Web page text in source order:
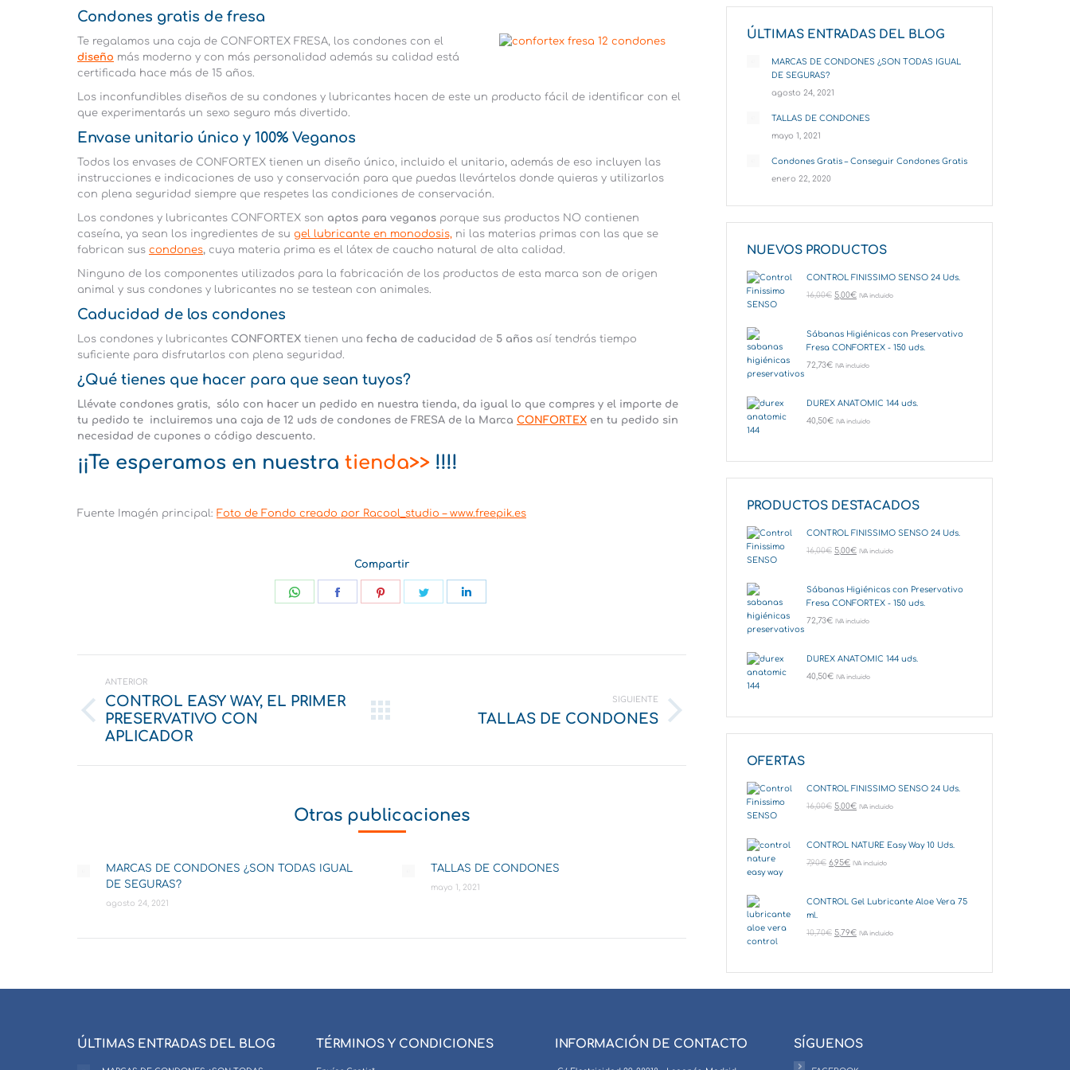
Condones gratis de fresa
Te regalamos una caja de CONFORTEX FRESA, los condones con el
diseño más moderno y con más personalidad además su calidad está
certificada hace más de 15 años.
Los inconfundibles diseños de su condones y lubricantes hacen de este un producto fácil de identificar con el
que experimentarás un sexo seguro más divertido.
Envase unitario único y 100% Veganos
Todos los envases de CONFORTEX tienen un diseño único, incluido el unitario, además de eso incluyen las
instrucciones e indicaciones de uso y conservación para que puedas llevártelos donde quieras y utilizarlos
con plena seguridad siempre que respetes las condiciones de conservación.
Los condones y lubricantes CONFORTEX son aptos para veganos porque sus productos NO contienen
caseína, ya sean los ingredientes de su gel lubricante en monodosis, ni las materias primas con las que se
fabrican sus condones, cuya materia prima es el látex de caucho natural de alta calidad.
Ninguno de los componentes utilizados para la fabricación de los productos de esta marca son de origen
animal y sus condones y lubricantes no se testean con animales.
Caducidad de los condones
Los condones y lubricantes CONFORTEX tienen una fecha de caducidad de 5 años así tendrás tiempo
suficiente para disfrutarlos con plena seguridad.
¿Qué tienes que hacer para que sean tuyos?
Llévate condones gratis, sólo con hacer un pedido en nuestra tienda, da igual lo que compres y el importe de
tu pedido te incluiremos una caja de 12 uds de condones de FRESA de la Marca CONFORTEX en tu pedido sin
necesidad de cupones o código descuento.
¡¡Te esperamos en nuestra tienda>> !!!!
Fuente Imagén principal: Foto de Fondo creado por Racool_studio – www.freepik.es
Compartir
Share
Share
Share Share
entre
publicaciones
ANTERIOR
Publicación
anterior:
CONTROL EASY WAY, EL PRIMER
PRESERVATIVO CON
APLICADOR
SIGUIENTE
PublicaciónTALLAS DE CONDONES
Otras publicaciones
MARCAS DE CONDONES ¿SON TODAS IGUAL
DE SEGURAS?
agosto 24, 2021
TALLAS DE CONDONES
mayo 1, 2021
ÚLTIMAS ENTRADAS DEL BLOG
MARCAS DE CONDONES ¿SON TODAS IGUAL
DE SEGURAS?
agosto 24, 2021
TALLAS DE CONDONES
mayo 1, 2021
Condones Gratis – Conseguir Condones Gratis
enero 22, 2020
NUEVOS PRODUCTOS
CONTROL FINISSIMO SENSO 24 Uds.
16,00€ 5,00€ IVA incluido
Sábanas Higiénicas con Preservativo
Fresa CONFORTEX - 150 uds.
72,73€ IVA incluido
DUREX ANATOMIC 144 uds.
40,50€ IVA incluido
PRODUCTOS DESTACADOS
CONTROL FINISSIMO SENSO 24 Uds.
16,00€ 5,00€ IVA incluido
Sábanas Higiénicas con Preservativo
Fresa CONFORTEX - 150 uds.
72,73€ IVA incluido
DUREX ANATOMIC 144 uds.
40,50€ IVA incluido
OFERTAS
CONTROL FINISSIMO SENSO 24 Uds.
16,00€ 5,00€ IVA incluido
CONTROL NATURE Easy Way 10 Uds.
7,90€ 6,95€ IVA incluido
CONTROL Gel Lubricante Aloe Vera 75
ml.
10,70€ 5,79€ IVA incluido
ÚLTIMAS ENTRADAS DEL BLOG TÉRMINOS Y CONDICIONES INFORMACIÓN DE CONTACTO SÍGUENOS